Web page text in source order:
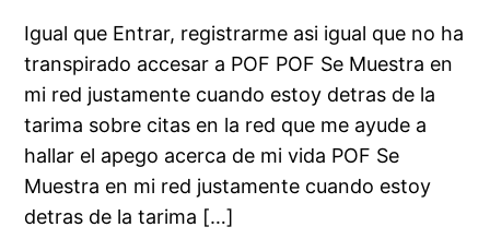
Igual que Entrar, registrarme asi igual que no ha
transpirado accesar a POF POF Se Muestra en
mi red justamente cuando estoy detras de la
tarima sobre citas en la red que me ayude a
hallar el apego acerca de mi vida POF Se
Muestra en mi red justamente cuando estoy
detras de la tarima […]